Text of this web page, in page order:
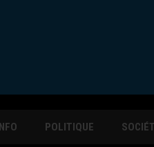
POLITIQUE